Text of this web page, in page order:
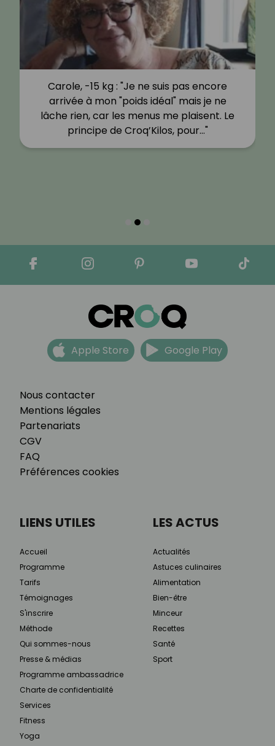
Carole, -15 kg : "Je ne suis pas encore
arrivée à mon "poids idéal" mais je ne
lâche rien, car les menus me plaisent. Le
principe de Croq’Kilos, pour…"
Nous contacter
Mentions légales
Partenariats
CGV
FAQ
Préférences cookies
Apple Store Google Play
LIENS UTILES
Accueil
Programme
Tarifs
Témoignages
S'inscrire
Méthode
Qui sommes-nous
Presse & médias
Programme ambassadrice
Charte de confidentialité
Services
Fitness
Yoga
LES ACTUS
Actualités
Astuces culinaires
Alimentation
Bien-être
Minceur
Recettes
Santé
Sport